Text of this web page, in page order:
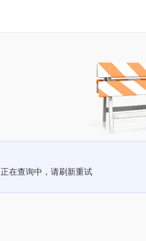
正在查询中，请刷新重试